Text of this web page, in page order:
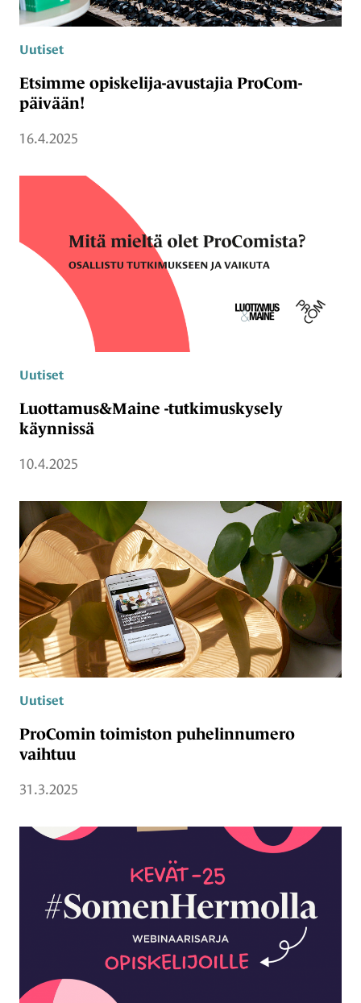
Uutiset
Etsimme opiskelija-avustajia ProCom-
päivään!
16.4.2025
Uutiset
Luottamus&Maine -tutkimuskysely
käynnissä
10.4.2025
Uutiset
ProComin toimiston puhelinnumero
vaihtuu
31.3.2025